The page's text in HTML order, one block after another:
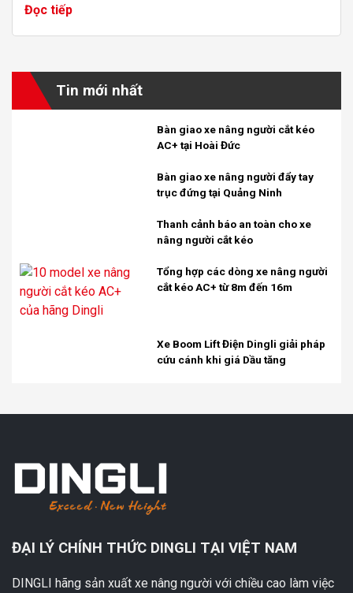
Đọc tiếp
Tin mới nhất
Bàn giao xe nâng người cắt kéo
AC+ tại Hoài Đức
Bàn giao xe nâng người đẩy tay
trục đứng tại Quảng Ninh
Thanh cảnh báo an toàn cho xe
nâng người cắt kéo
Tổng hợp các dòng xe nâng người
cắt kéo AC+ từ 8m đến 16m
Xe Boom Lift Điện Dingli giải pháp
cứu cánh khi giá Dầu tăng
ĐẠI LÝ CHÍNH THỨC DINGLI TẠI VIỆT NAM
DINGLI hãng sản xuất xe nâng người với chiều cao làm việc